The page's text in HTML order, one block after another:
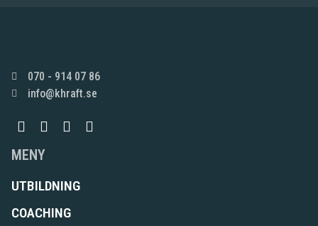
070 - 914 07 86
info@khraft.se
MENY
UTBILDNING
COACHING